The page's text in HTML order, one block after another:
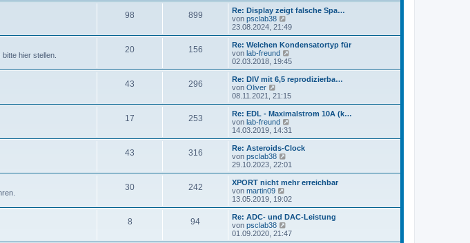
r
B
i
t
r
a
g
e
s
t
e
r
B
e
i
t
r
g
98 899
Re: Display zeigt falsche Spa…
von psclab38
e
u
e
s
t
B
e
i
r
a
g
23.08.2024, 21:49
hier stellen.
20 156
Re: Welchen Kondensatortyp für
von lab-freund
e
u
e
s
t
B
e
i
r
g
02.03.2018, 19:45
43 296
Re: DIV mit 6,5 reprodizierba…
von Oliver
e
u
e
s
t
r
B
e
i
r
a
g
08.11.2021, 21:15
17 253
Re: EDL - Maximalstrom 10A (k…
von lab-freund
e
u
e
t
r
B
e
i
r
g
14.03.2019, 14:31
43 316
Re: Asteroids-Clock
von psclab38
e
u
e
t
r
B
e
i
29.10.2023, 22:01
30 242
XPORT nicht mehr erreichbar
von martin09
e
u
e
s
t
13.05.2019, 19:02
8 94
Re: ADC- und DAC-Leistung
von psclab38
e
u
01.09.2020, 21:47